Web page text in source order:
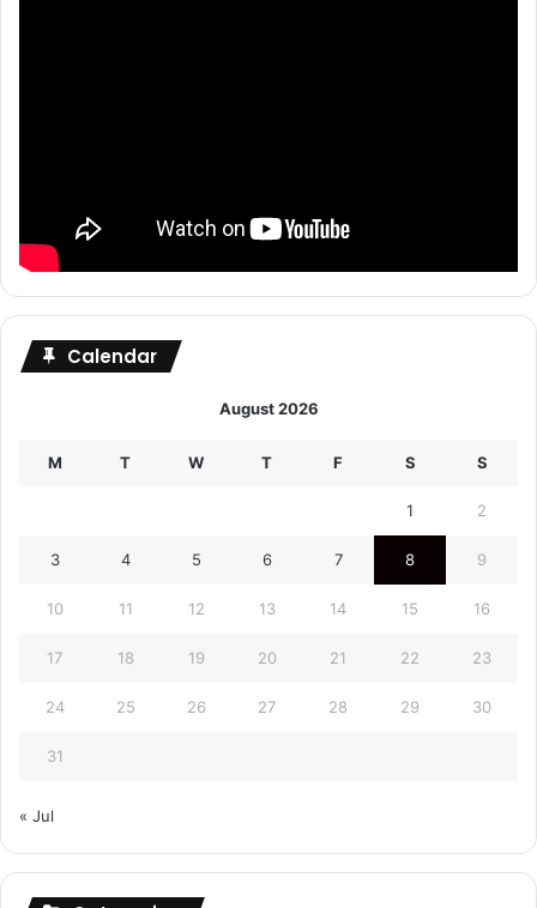
Calendar
August 2026
M T W T F S S
1 2
3 4 5 6 7 8 9
10 11 12 13 14 15 16
17 18 19 20 21 22 23
24 25 26 27 28 29 30
31
« Jul